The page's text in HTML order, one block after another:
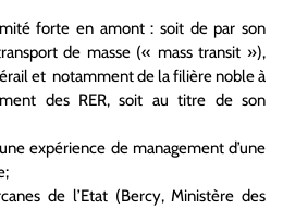
forte en amont : soit de par son
de masse (« mass transit »),
et notamment de la filière noble à
des RER, soit au titre de son
expérience de management d’une
de l’Etat (Bercy, Ministère des